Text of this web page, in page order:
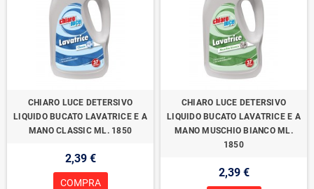
CHIARO LUCE DETERSIVO
LIQUIDO BUCATO LAVATRICE E A
MANO CLASSIC ML. 1850
2,39 €
COMPRA
CHIARO LUCE DETERSIVO
LIQUIDO BUCATO LAVATRICE E A
MANO MUSCHIO BIANCO ML.
1850
2,39 €